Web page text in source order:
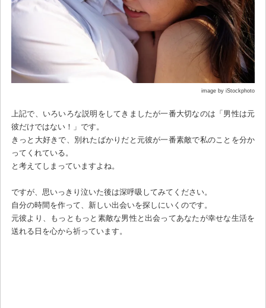
image by iStockphoto
上記で、いろいろな説明をしてきましたが一番大切なのは「男性は元
彼だけではない！」です。
きっと大好きで、別れたばかりだと元彼が一番素敵で私のことを分か
ってくれている。
と考えてしまっていますよね。
ですが、思いっきり泣いた後は深呼吸してみてください。
自分の時間を作って、新しい出会いを探しにいくのです。
元彼より、もっともっと素敵な男性と出会ってあなたが幸せな生活を
送れる日を心から祈っています。